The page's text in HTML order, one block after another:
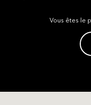
Vous êtes le